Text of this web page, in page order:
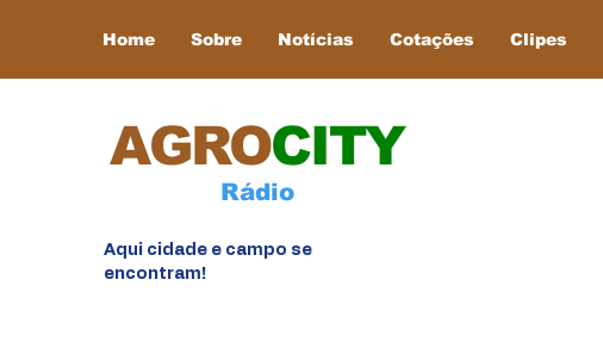
Home Sobre Notícias Cotações Clipes
AGROCITY
Rádio
Aqui cidade e campo se
encontram!